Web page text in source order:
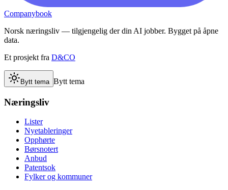
Companybook
Norsk næringsliv — tilgjengelig der din AI jobber. Bygget på åpne
data.
Et prosjekt fra D&CO
Bytt tema Bytt tema
Næringsliv
Lister
Nyetableringer
Opphørte
Børsnotert
Anbud
Patentsok
Fylker og kommuner